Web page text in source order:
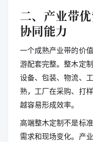
二、产业带
协同能力
一个成熟产业带的价
游配套完整。整木定
设备、包装、物流、
熟，工厂在采购、打
越容易形成效率。
高端整木定制不是标
需求和现场变化。产